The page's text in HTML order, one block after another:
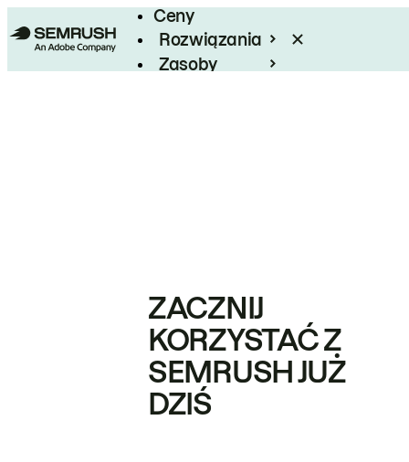
Ceny
Rozwiązania
Zasoby
ZACZNIJ
KORZYSTAĆ Z
SEMRUSH JUŻ
DZIŚ